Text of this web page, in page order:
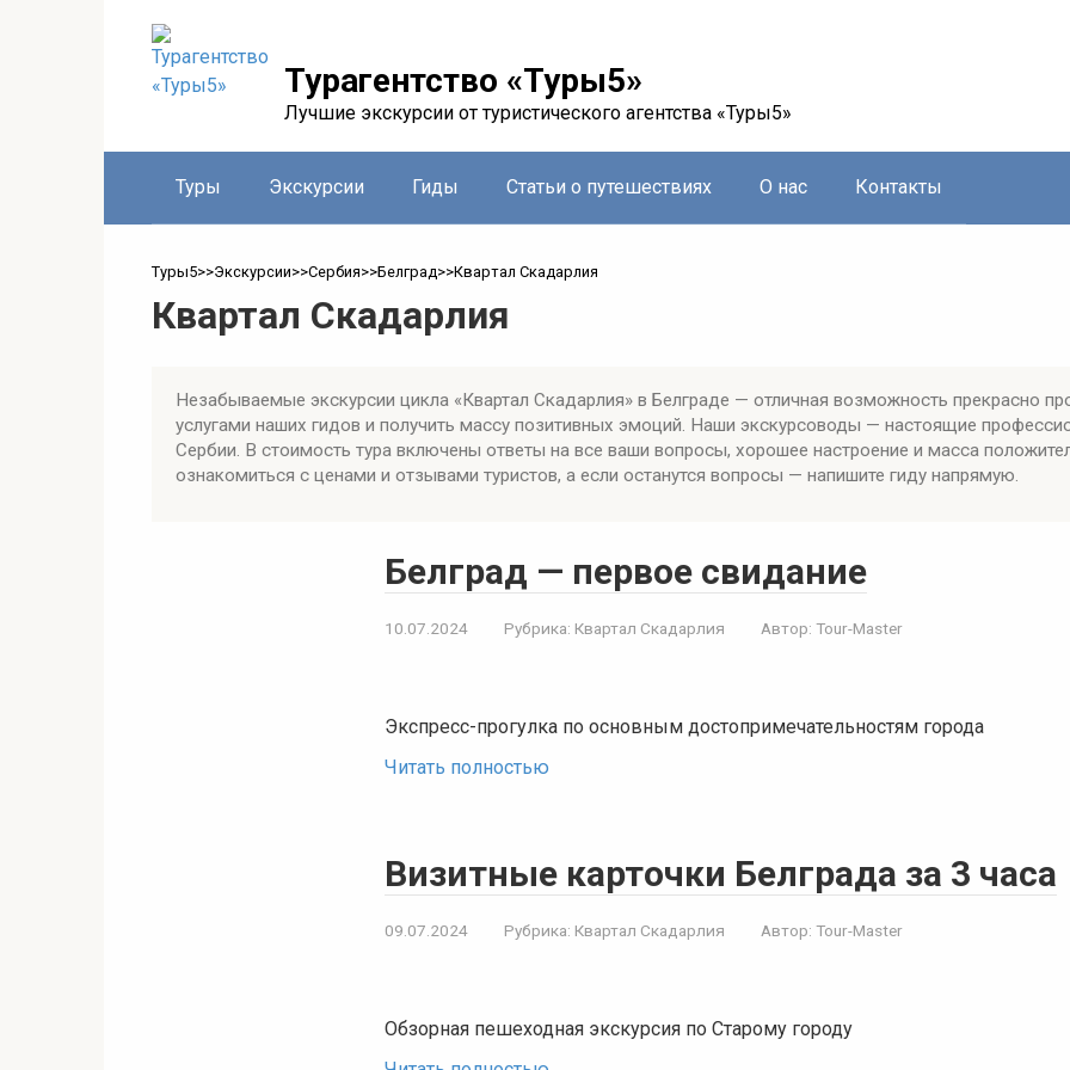
Турагентство «Туры5»
Лучшие экскурсии от туристического агентства «Туры5»
Туры Экскурсии Гиды Статьи о путешествиях О нас Контакты
Туры5>>Экскурсии>>Сербия>>Белград>>Квартал Скадарлия
Квартал Скадарлия
Незабываемые экскурсии цикла «Квартал Скадарлия» в Белграде — отличная возможность прекрасно
услугами наших гидов и получить массу позитивных эмоций. Наши экскурсоводы — настоящие
Сербии. В стоимость тура включены ответы на все ваши вопросы, хорошее настроение и масса
ознакомиться с ценами и отзывами туристов, а если останутся вопросы — напишите гиду напрямую.
Белград — первое свидание
10.07.2024 Рубрика: Квартал Скадарлия Автор: Tour-Master
Экспресс-прогулка по основным достопримечательностям города
Читать полностью
Визитные карточки Белграда за 3 часа
09.07.2024 Рубрика: Квартал Скадарлия Автор: Tour-Master
Обзорная пешеходная экскурсия по Старому городу